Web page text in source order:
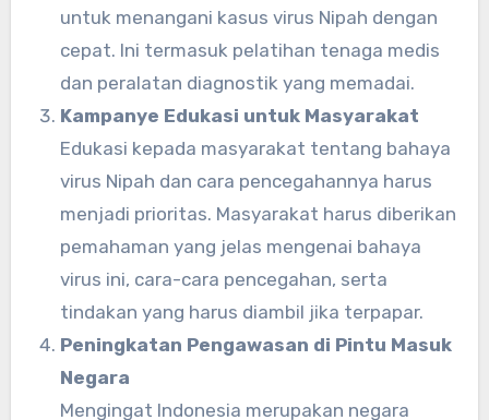
untuk menangani kasus virus Nipah dengan
cepat. Ini termasuk pelatihan tenaga medis
dan peralatan diagnostik yang memadai.
Kampanye Edukasi untuk Masyarakat
Edukasi kepada masyarakat tentang bahaya
virus Nipah dan cara pencegahannya harus
menjadi prioritas. Masyarakat harus diberikan
pemahaman yang jelas mengenai bahaya
virus ini, cara-cara pencegahan, serta
tindakan yang harus diambil jika terpapar.
Peningkatan Pengawasan di Pintu Masuk
Negara
Mengingat Indonesia merupakan negara